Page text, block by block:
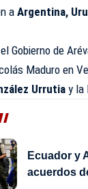
aArgentina,
Gobierno de
Maduro en
Urrutiay la
Ecuador y
acuerdos